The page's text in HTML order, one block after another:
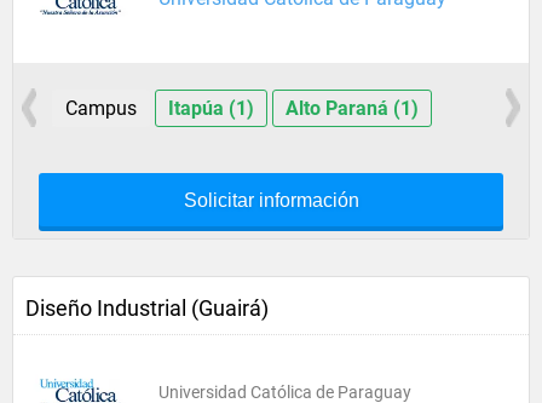
Campus Itapúa (1) Alto Paraná (1)
Solicitar información
Diseño Industrial (Guairá)
Universidad Católica de Paraguay